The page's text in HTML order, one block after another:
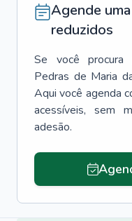
Agende
reduzidos
Se você procura
Pedras de Maria
Aqui você agenda
acessíveis, sem
adesão.